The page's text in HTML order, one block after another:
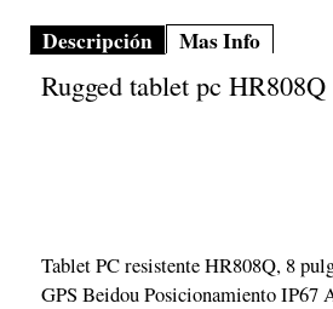
Descripción Mas Info
Rugged tablet pc HR808Q
Tablet PC resistente HR808Q, 8
GPS Beidou Posicionamiento IP67